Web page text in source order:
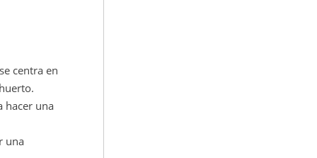
centra en
hacer una
una